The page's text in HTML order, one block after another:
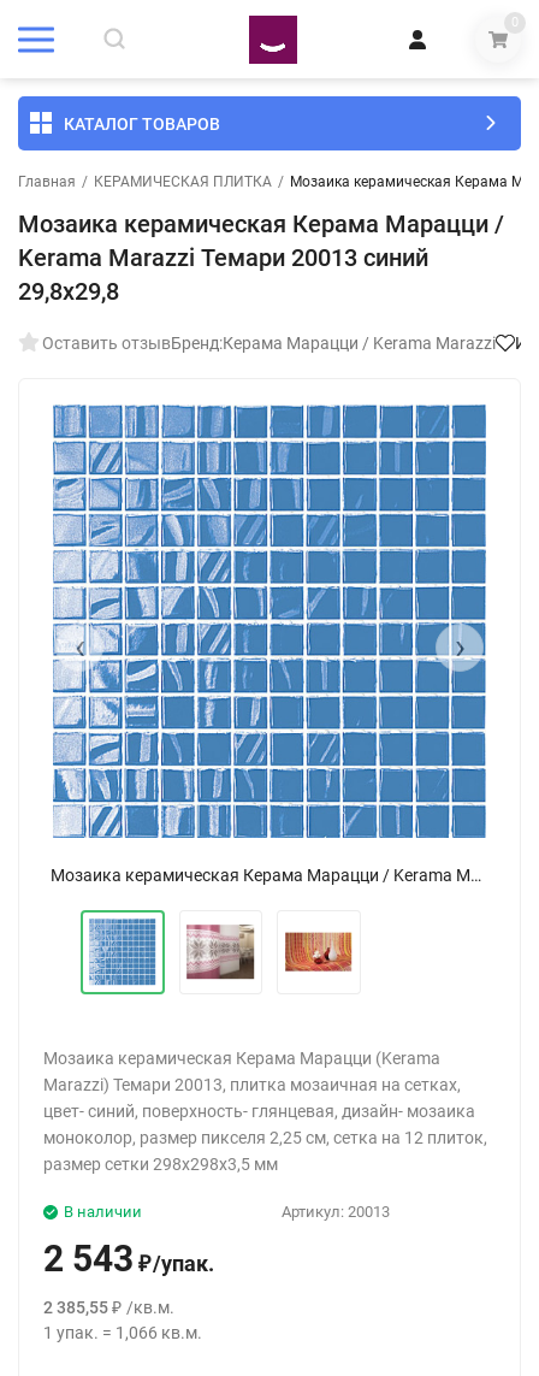
0
КАТАЛОГ ТОВАРОВ
Главная / КЕРАМИЧЕСКАЯ ПЛИТКА / Мозаика керамическая Керама
Мозаика керамическая Керама Марацци /
Kerama Marazzi Темари 20013 синий
29,8x29,8
Оставить отзывБренд:Керама Марацци / Kerama Marazzi
Мозаика керамическая Керама Марацци / Kerama Marazzi Темари 20013 синий 29,8x29,8
‹ ›
Мозаика керамическая Керама Марацци (Kerama
Marazzi) Темари 20013, плитка мозаичная на сетках,
цвет- синий, поверхность- глянцевая, дизайн- мозаика
моноколор, размер пикселя 2,25 см, сетка на 12 плиток,
размер сетки 298х298х3,5 мм
Артикул: 20013
В наличии
2 543 ₽/упак.
2 385,55 ₽ /кв.м.
1 упак. = 1,066 кв.м.